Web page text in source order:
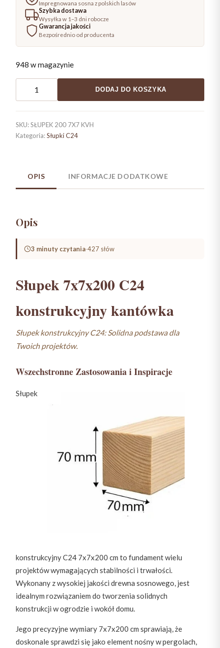
Impregnowana sosna z polskich lasów
Szybka dostawa
Wysyłka w 1–3 dni robocze
Gwarancja jakości
Bezpośrednio od producenta
948 w magazynie
C24
konstrukcyjny
DODAJ DO KOSZYKA
SKU:SŁUPEK 200 7X7 KVH
Kategoria:Słupki C24
OPIS INFORMACJE DODATKOWE
Opis
3 minuty czytania·427 słów
Słupek 7x7x200 C24
konstrukcyjny kantówka
Słupek konstrukcyjny C24: Solidna podstawa dla
Twoich projektów.
Wszechstronne Zastosowania i Inspiracje
Słupek
konstrukcyjny C24 7x7x200 cm to fundament wielu
projektów wymagających stabilności i trwałości.
Wykonany z wysokiej jakości drewna sosnowego, jest
idealnym rozwiązaniem do tworzenia solidnych
konstrukcji w ogrodzie i wokół domu.
Jego precyzyjne wymiary 7x7x200 cm sprawiają, że
doskonale sprawdzi się jako element nośny w pergolach,